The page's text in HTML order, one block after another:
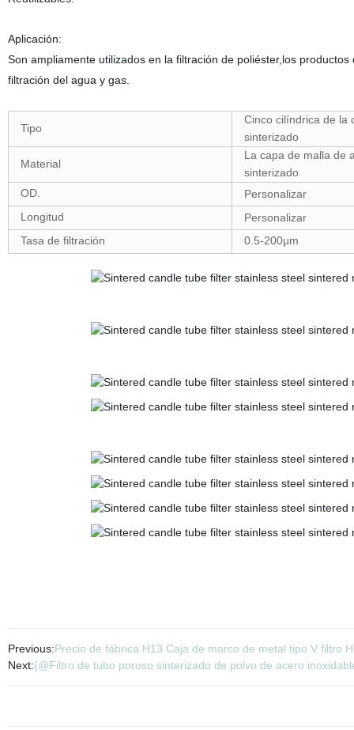
Aplicación:
Son ampliamente utilizados en la filtración de poliéster,los
filtración del agua y gas.
Tipo
Cinco cilíndrica de la
sinterizado
Material
La capa de malla de
sinterizado
OD.
Personalizar
Longitud
Personalizar
Tasa de filtración
0.5-200μm
Previous:Precio de fábrica H13 Caja de marco de metal tipo V filtro
Next:{@Filtro de tubo poroso sinterizado de polvo de acero